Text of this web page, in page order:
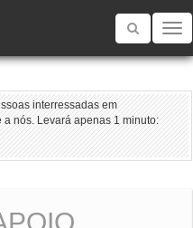
Toggle
interressadas em
nós. Levará apenas 1 minuto: